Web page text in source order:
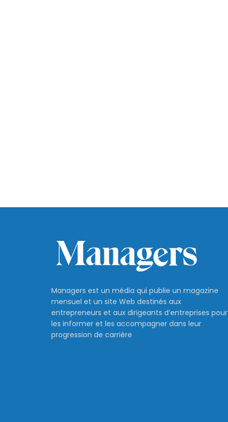
Managers est un média qui publie un magazine
mensuel et un site Web destinés aux
entrepreneurs et aux dirigeants d’entreprises pour
les informer et les accompagner dans leur
progression de carrière